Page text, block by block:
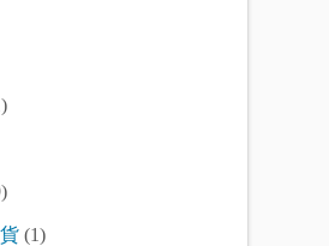
(1)